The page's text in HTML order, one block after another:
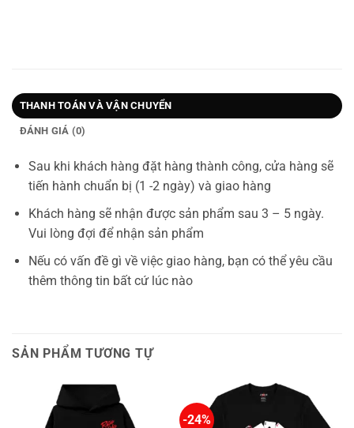
THANH TOÁN VÀ VẬN CHUYỂN
ĐÁNH GIÁ (0)
Sau khi khách hàng đặt hàng thành công, cửa hàng sẽ
tiến hành chuẩn bị (1 -2 ngày) và giao hàng
Khách hàng sẽ nhận được sản phẩm sau 3 – 5 ngày.
Vui lòng đợi để nhận sản phẩm
Nếu có vấn đề gì về việc giao hàng, bạn có thể yêu cầu
thêm thông tin bất cứ lúc nào
SẢN PHẨM TƯƠNG TỰ
-24%